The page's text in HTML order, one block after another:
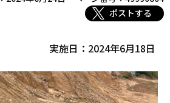
ポストする
実施日：2024年6月18日